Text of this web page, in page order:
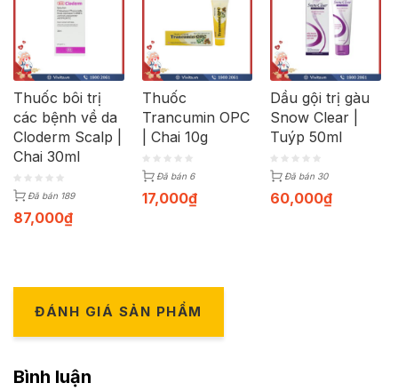
Thuốc bôi trị
các bệnh về da
Cloderm Scalp |
Chai 30ml
Đã bán 189
87,000₫
Thuốc
Trancumin OPC
| Chai 10g
Đã bán 6
17,000₫
Dầu gội trị gàu
Snow Clear |
Tuýp 50ml
Đã bán 30
60,000₫
ĐÁNH GIÁ SẢN PHẨM
Bình luận